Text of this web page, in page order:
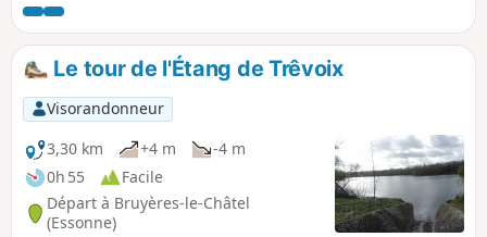
lavoirs... On poursuit au milieu de prairies avec de
nombreux chevaux. La randonnée s'achève par un parcours
très agréable en sous-bois.
Le tour de l'Étang de Trêvoix
Visorandonneur
3,30 km
+4 m
-4 m
0h 55
Facile
Départ à Bruyères-le-Châtel
(Essonne)